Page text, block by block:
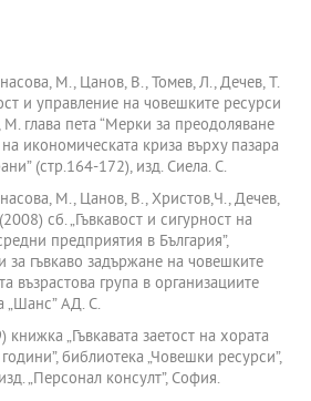
М., Цанов, В., Томев, Л., Дечев, Т.
и управление на човешките ресурси
глава пета “Мерки за преодоляване
икономическата криза върху пазара
(стр.164-172), изд. Сиела. С.
М., Цанов, В., Христов,Ч., Дечев,
сб. „Гъвкавост и сигурност на
предприятия в България”,
гъвкаво задържане на човешките
възрастова група в организациите
„Шанс” АД. С.
„Гъвкавата заетост на хората
библиотека „Човешки ресурси”,
„Персонал консулт”, София.